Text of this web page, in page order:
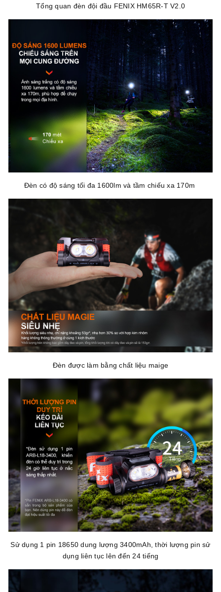
Tổng quan đèn đội đầu FENIX HM65R-T V2.0
Đèn có độ sáng tối đa 1600lm và tầm chiếu xa 170m
Đèn được làm bằng chất liệu maige
Sử dụng 1 pin 18650 dung lượng 3400mAh, thời lượng pin sử
dụng liên tục lên đến 24 tiếng